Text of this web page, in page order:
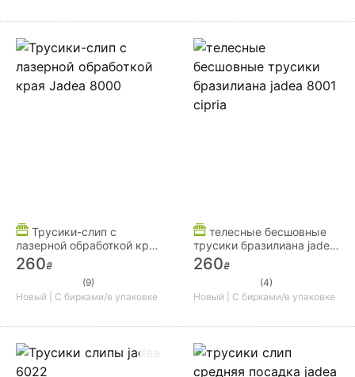
Трусики-слип с
лазерной обработкой края
Jadea 8000
260₴
(9)
Новый | С бирками/в упаковке
телесные бесшовные
трусики бразилиана jadea
8001 cipria
260₴
(4)
Новый | С бирками/в упаковке